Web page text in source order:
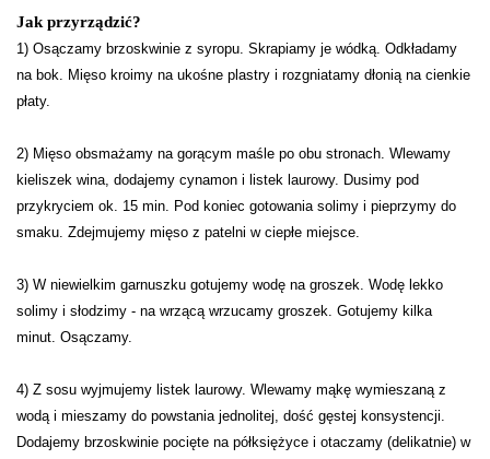
Jak przyrządzić?
1) Osączamy brzoskwinie z syropu. Skrapiamy je wódką. Odkładamy
na bok. Mięso kroimy na ukośne plastry i rozgniatamy dłonią na cienkie
płaty.
2) Mięso obsmażamy na gorącym maśle po obu stronach. Wlewamy
kieliszek wina, dodajemy cynamon i listek laurowy. Dusimy pod
przykryciem ok. 15 min. Pod koniec gotowania solimy i pieprzymy do
smaku. Zdejmujemy mięso z patelni w ciepłe miejsce.
3) W niewielkim garnuszku gotujemy wodę na groszek. Wodę lekko
solimy i słodzimy - na wrzącą wrzucamy groszek. Gotujemy kilka
minut. Osączamy.
4) Z sosu wyjmujemy listek laurowy. Wlewamy mąkę wymieszaną z
wodą i mieszamy do powstania jednolitej, dość gęstej konsystencji.
Dodajemy brzoskwinie pocięte na półksiężyce i otaczamy (delikatnie) w